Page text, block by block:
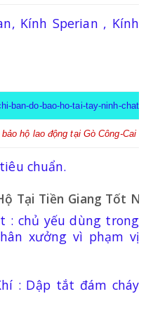
Kính Sperian , Kính
hộ lao động tại Gò Công-Cai
chuẩn.
Tại Tiền Giang Tốt
: chủ yếu dùng trong
xưởng vì phạm vị
: Dập tắt đám cháy